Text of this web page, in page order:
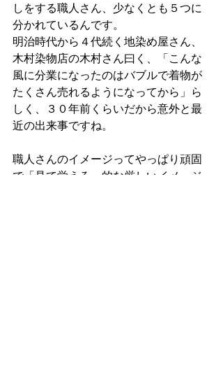
しをする職人さん、少なくとも５つに
分かれているんです。
明治時代から４代続く地染め屋さん、
木村染物店の木村さん曰く、「こんな
風に分業になったのはバブルで着物が
たくさん売れるようになってから」ら
しく、３０年前くらいだから意外と最
近の出来事ですね。
職人さんのイメージってやっぱり頑固
で「見て覚えろ」的な厳しいイメージ